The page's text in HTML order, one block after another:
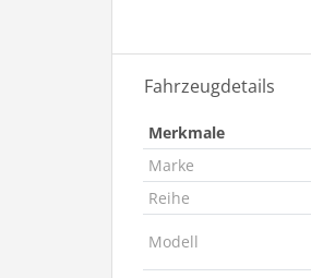
Fahrzeugdetails
Merkmale
Marke
Reihe
Modell